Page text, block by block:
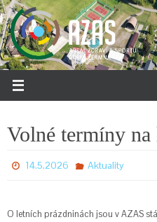
Přeskočit
na
obsah
Volné termíny na
14.5.2026 Aktuality
O letních prázdninách jsou v AZAS